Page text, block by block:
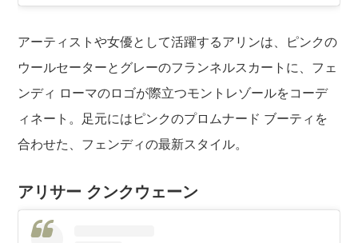
アーティストや女優として活躍するアリンは、ピンクの
ウールセーターとグレーのフランネルスカートに、フェ
ンディ ローマのロゴが際立つモントレゾールをコーデ
ィネート。足元にはピンクのプロムナード ブーティを
合わせた、フェンディの最新スタイル。
アリサー クンクウェーン